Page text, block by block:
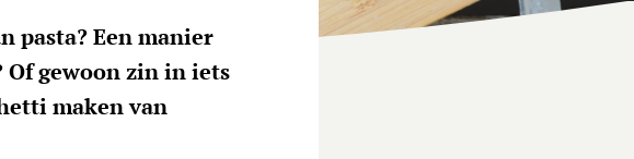
pasta? Een manier
gewoon zin in iets
maken van